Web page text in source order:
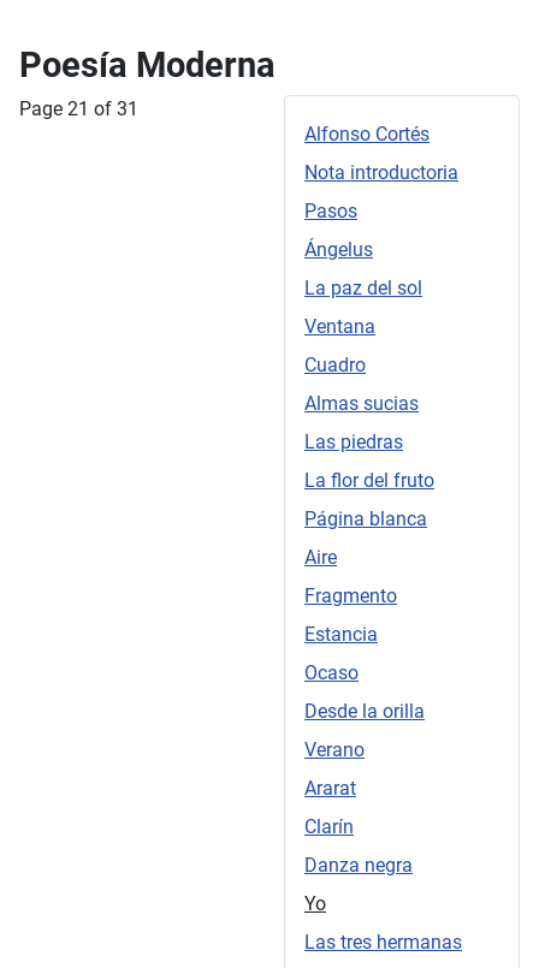
Poesía Moderna
Alfonso Cortés
Nota introductoria
Pasos
Ángelus
La paz del sol
Ventana
Cuadro
Almas sucias
Las piedras
La flor del fruto
Página blanca
Aire
Fragmento
Estancia
Ocaso
Desde la orilla
Verano
Ararat
Clarín
Danza negra
Yo
Las tres hermanas
Page 21 of 31